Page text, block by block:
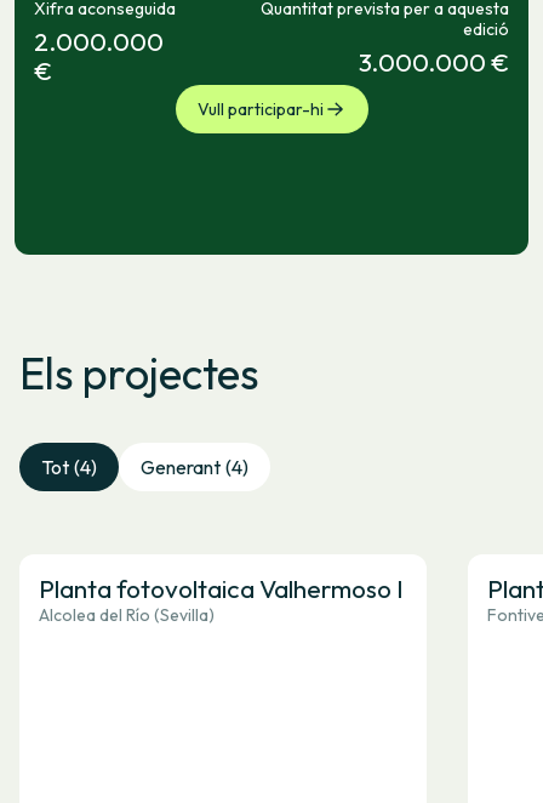
Xifra aconseguida
2.000.000
€
Quantitat prevista per a aquesta
edició
3.000.000 €
Vull participar-hi
Els projectes
Tot (4) Generant (4)
Planta fotovoltaica Valhermoso I
Alcolea del Río (Sevilla)